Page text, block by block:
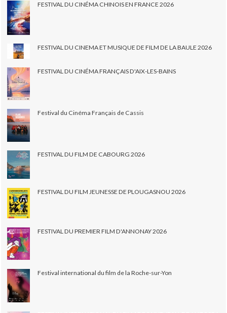
FESTIVAL DU CINÉMA CHINOIS EN FRANCE 2026
FESTIVAL DU CINEMA ET MUSIQUE DE FILM DE LA BAULE 2026
FESTIVAL DU CINÉMA FRANÇAIS D'AIX-LES-BAINS
Festival du Cinéma Français de Cassis
FESTIVAL DU FILM DE CABOURG 2026
FESTIVAL DU FILM JEUNESSE DE PLOUGASNOU 2026
FESTIVAL DU PREMIER FILM D'ANNONAY 2026
Festival international du film de la Roche-sur-Yon